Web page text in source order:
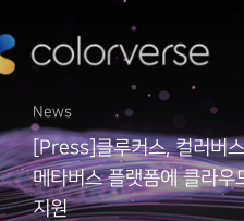
News
[Press]클루커스, 컬러버
메타버스 플랫폼에 클라우
지원